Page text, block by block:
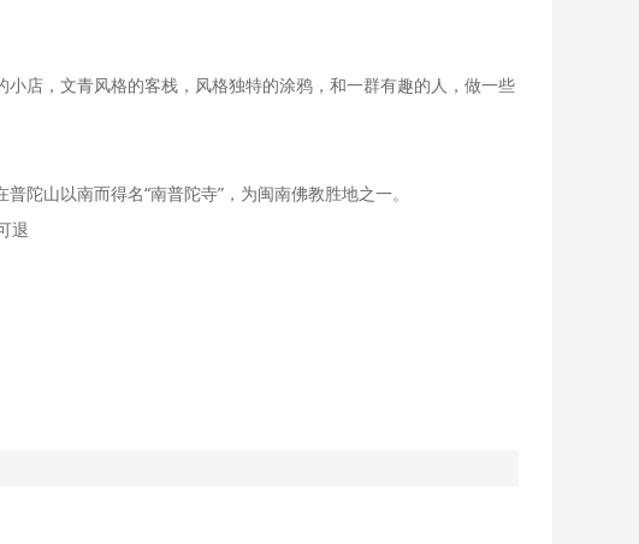
店，文青风格的客栈，风格独特的涂鸦，和一群有趣的人，做一些
陀山以南而得名“南普陀寺”，为闽南佛教胜地之一。
退